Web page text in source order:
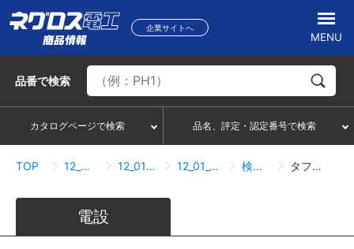
企業サイトへ
MENU
品番で検索
カタログページで検索 品名、評定・認定番号で検索
TOP 12_貫通部防火措置材 12_01_電気関連小開口用 12_01_01_電気関連小開口用 検索結果一覧 タフロックラクパッド
電設